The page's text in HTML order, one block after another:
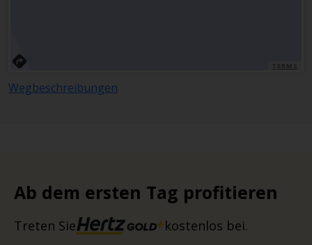
Wegbeschreibungen
Ab dem ersten Tag profitieren
Treten Sie kostenlos bei.